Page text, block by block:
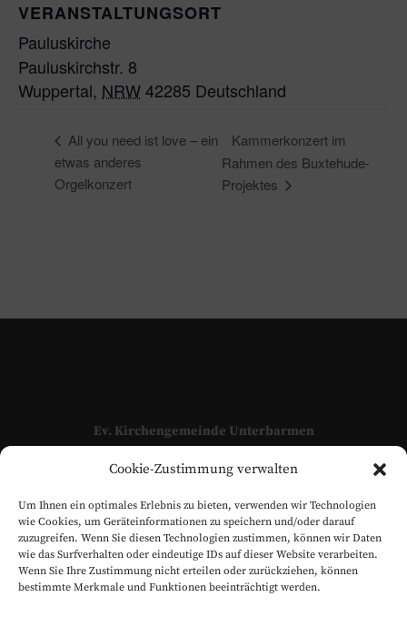
Cookie-Zustimmung verwalten
Um Ihnen ein optimales Erlebnis zu bieten, verwenden wir Technologien
wie Cookies, um Geräteinformationen zu speichern und/oder darauf
zuzugreifen. Wenn Sie diesen Technologien zustimmen, können wir Daten
wie das Surfverhalten oder eindeutige IDs auf dieser Website verarbeiten.
Wenn Sie Ihre Zustimmung nicht erteilen oder zurückziehen, können
bestimmte Merkmale und Funktionen beeinträchtigt werden.
VERANSTALTUNGSORT
Pauluskirche
Pauluskirchstr. 8
Wuppertal, NRW42285 Deutschland
All you need ist love – ein
etwas anderes
Orgelkonzert
Kammerkonzert im
Rahmen des Buxtehude-
Projektes
Ev. Kirchengemeinde Unterbarmen
Adressen und Kontaktpersonen unserer Kirchengemeinde
www.evangelisch-in-unterbarmen.de